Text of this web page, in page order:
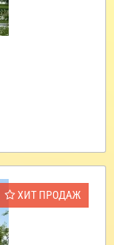
ХИТ ПРОДАЖ